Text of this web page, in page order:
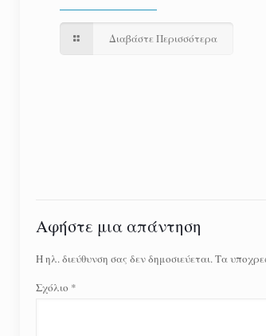
Διαβάστε Περισσότερα
Αφήστε μια απάντηση
Η ηλ. διεύθυνση σας δεν δημοσιεύεται.Τα
Σχόλιο *